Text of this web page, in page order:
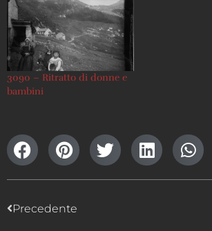
3090 – Ritratto di donne e
bambini
Precedente